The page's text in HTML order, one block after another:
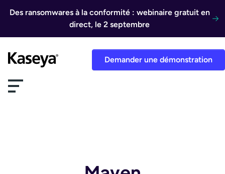
Des ransomwares à la conformité : webinaire gratuit en
direct, le 2 septembre
Demander une démonstration